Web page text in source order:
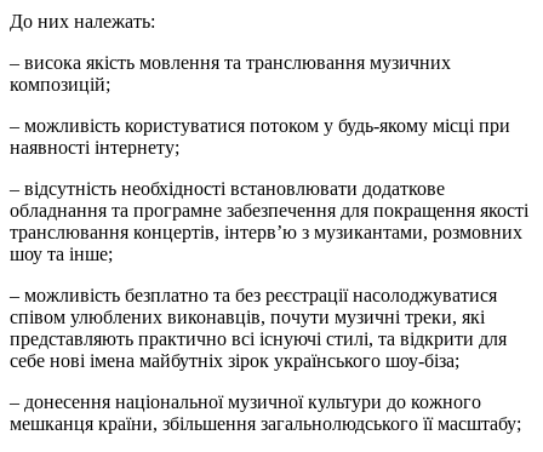
До них належать:
– висока якість мовлення та транслювання музичних
композицій;
– можливість користуватися потоком у будь-якому місці при
наявності інтернету;
– відсутність необхідності встановлювати додаткове
обладнання та програмне забезпечення для покращення якості
транслювання концертів, інтерв’ю з музикантами, розмовних
шоу та інше;
– можливість безплатно та без реєстрації насолоджуватися
співом улюблених виконавців, почути музичні треки, які
представляють практично всі існуючі стилі, та відкрити для
себе нові імена майбутніх зірок українського шоу-біза;
– донесення національної музичної культури до кожного
мешканця країни, збільшення загальнолюдського її масштабу;